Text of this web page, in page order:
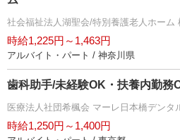
社会福祉法人湖聖会/特別養護老人ホーム
時給1,225円～1,463円
アルバイト・パート / 神奈川県
歯科助手/未経験OK・扶養内勤務
医療法人社団希楓会 マーレ日本橋デンタ
時給1,250円～1,400円